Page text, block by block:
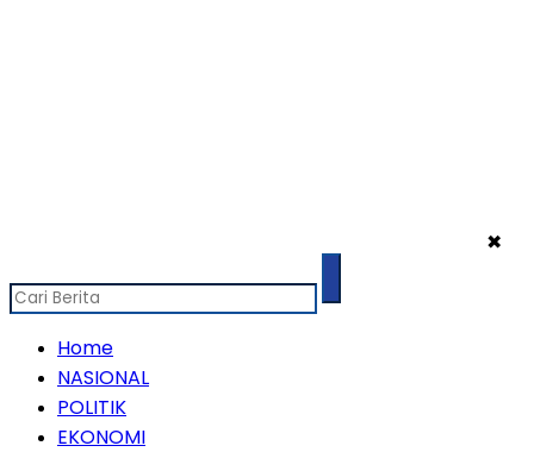
✖
Home
NASIONAL
POLITIK
EKONOMI